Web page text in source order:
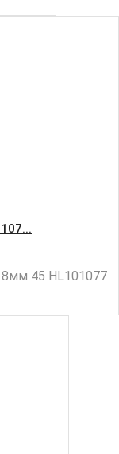
45 HL101077